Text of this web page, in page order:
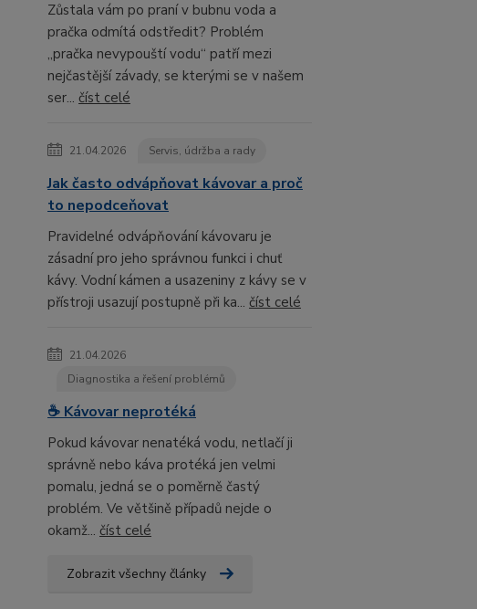
Zůstala vám po praní v bubnu voda a
pračka odmítá odstředit? Problém
„pračka nevypouští vodu“ patří mezi
nejčastější závady, se kterými se v našem
ser... číst celé
21.04.2026 Servis, údržba a rady
Jak často odvápňovat kávovar a proč
to nepodceňovat
Pravidelné odvápňování kávovaru je
zásadní pro jeho správnou funkci i chuť
kávy. Vodní kámen a usazeniny z kávy se v
přístroji usazují postupně při ka... číst celé
21.04.2026
Diagnostika a řešení problémů
☕ Kávovar neprotéká
Pokud kávovar nenatéká vodu, netlačí ji
správně nebo káva protéká jen velmi
pomalu, jedná se o poměrně častý
problém. Ve většině případů nejde o
okamž... číst celé
Zobrazit všechny články